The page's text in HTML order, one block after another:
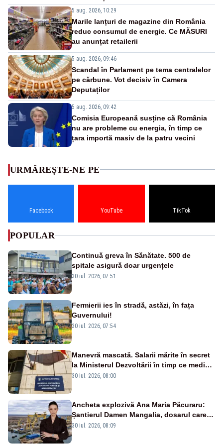
5 aug. 2026, 10:29
Marile lanțuri de magazine din România
reduc consumul de energie. Ce MĂSURI
au anunțat retailerii
5 aug. 2026, 09:46
Scandal în Parlament pe tema centralelor
pe cărbune. Vot decisiv în Camera
Deputaților
5 aug. 2026, 09:42
Comisia Europeană susține că România
nu are probleme cu energia, în timp ce
țara importă masiv de la patru vecini
URMĂREȘTE-NE PE
Facebook YouTube TikTok
POPULAR
Continuă greva în Sănătate. 500 de
spitale asigură doar urgențele
30 iul. 2026, 07:51
Fermierii ies în stradă, astăzi, în fața
Guvernului!
30 iul. 2026, 07:54
Manevră mascată. Salarii mărite în secret
la Ministerul Dezvoltării în timp ce medicii
ies în stradă
30 iul. 2026, 08:00
Ancheta explozivă Ana Maria Păcuraru:
Șantierul Damen Mangalia, dosarul care
scufundă apărarea României
30 iul. 2026, 08:09